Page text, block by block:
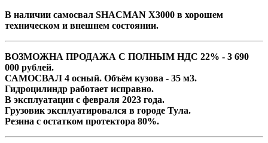
В наличии самосвал SHACMAN X3000 в хорошем
техническом и внешнем состоянии.
ВОЗМОЖНА ПРОДАЖА С ПОЛНЫМ НДС 22% - 3 690
000 рублей.
САМОСВАЛ 4 осный. Объём кузова - 35 м3.
Гидроцилиндр работает исправно.
В эксплуатации с февраля 2023 года.
Грузовик эксплуатировался в городе Тула.
Резина с остатком протектора 80%.